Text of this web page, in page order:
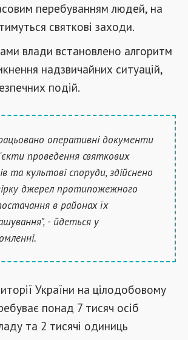
перебуванням людей, на
святкові заходи.
влади встановлено алгоритм
надзвичайних ситуацій,
подій.
оперативні документи
проведення святкових
та культові споруди, здійснено
джерел протипожежного
в районах їх
- йдеться у
України на цілодобовому
понад 7 тисяч осіб
та 2 тисячі одиниць